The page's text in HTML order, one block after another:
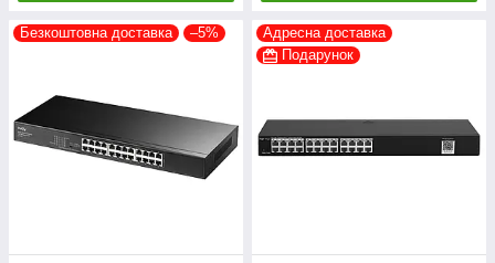
Безкоштовна доставка –5%
Адресна доставка
Подарунок